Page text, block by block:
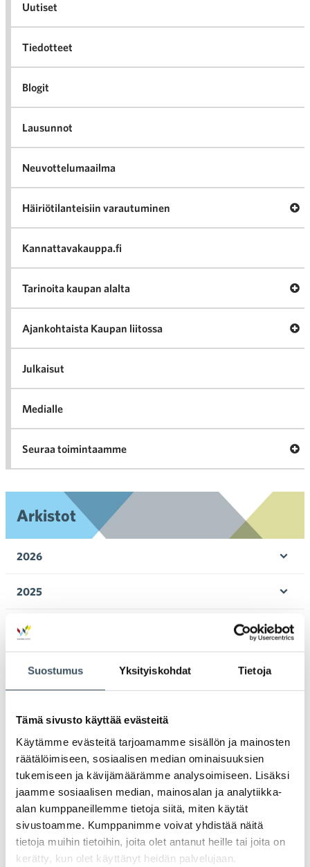
Suostumus Yksityiskohdat Tietoja
Tämä sivusto käyttää evästeitä
Käytämme evästeitä tarjoamamme sisällön ja mainosten
räätälöimiseen, sosiaalisen median ominaisuuksien
tukemiseen ja kävijämäärämme analysoimiseen. Lisäksi
jaamme sosiaalisen median, mainosalan ja analytiikka-
alan kumppaneillemme tietoja siitä, miten käytät
sivustoamme. Kumppanimme voivat yhdistää näitä
tietoja muihin tietoihin, joita olet antanut heille tai joita on
kerätty, kun olet käyttänyt heidän palvelujaan.
Uutiset
Tiedotteet
Blogit
Lausunnot
Neuvottelumaailma
Häiriötilanteisiin varautuminen
Kannattavakauppa.fi
Tarinoita kaupan alalta
Ajankohtaista Kaupan liitossa
Julkaisut
Medialle
Seuraa toimintaamme
Arkistot
2026
2025
2024
2019
2018